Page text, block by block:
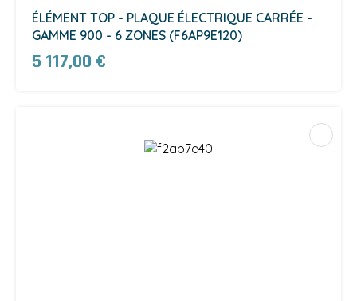
ÉLÉMENT TOP - PLAQUE ÉLECTRIQUE CARRÉE -
GAMME 900 - 6 ZONES (F6AP9E120)
5 117,00 €